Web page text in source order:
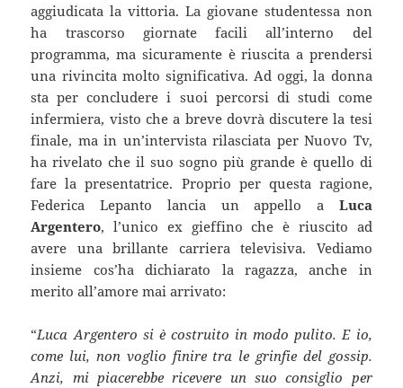
aggiudicata la vittoria. La giovane studentessa non
ha trascorso giornate facili all’interno del
programma, ma sicuramente è riuscita a prendersi
una rivincita molto significativa. Ad oggi, la donna
sta per concludere i suoi percorsi di studi come
infermiera, visto che a breve dovrà discutere la tesi
finale, ma in un’intervista rilasciata per Nuovo Tv,
ha rivelato che il suo sogno più grande è quello di
fare la presentatrice. Proprio per questa ragione,
Federica Lepanto lancia un appello a Luca
Argentero, l’unico ex gieffino che è riuscito ad
avere una brillante carriera televisiva. Vediamo
insieme cos’ha dichiarato la ragazza, anche in
merito all’amore mai arrivato:
“Luca Argentero si è costruito in modo pulito. E io,
come lui, non voglio finire tra le grinfie del gossip.
Anzi, mi piacerebbe ricevere un suo consiglio per